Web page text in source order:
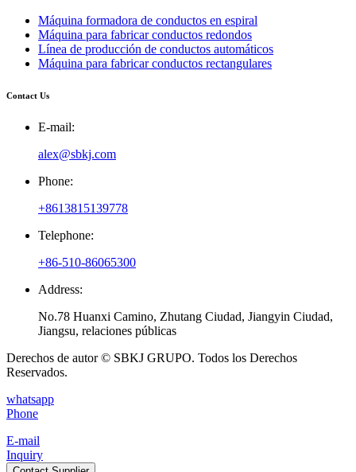
Máquina formadora de conductos en espiral
Máquina para fabricar conductos redondos
Línea de producción de conductos automáticos
Máquina para fabricar conductos rectangulares
Contact Us
E-mail:
alex@sbkj.com
Phone:
+8613815139778
Telephone:
+86-510-86065300
Address:
No.78 Huanxi Camino, Zhutang Ciudad, Jiangyin Ciudad,
Jiangsu, relaciones públicas
Derechos de autor © SBKJ GRUPO. Todos los Derechos
Reservados.
whatsapp
Phone
E-mail
Inquiry